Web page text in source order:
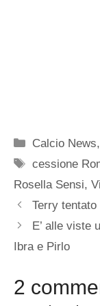
Categorie
Calcio News,
Tag
cessione
Rosella Sensi,
Terry
E’ alle viste
Ibra e Pirlo
2